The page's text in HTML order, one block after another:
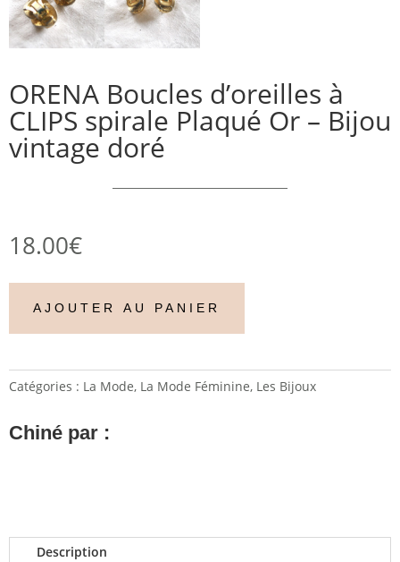
ORENA Boucles d’oreilles à
CLIPS spirale Plaqué Or – Bijou
vintage doré
18.00€
AJOUTER AU PANIER
Catégories : La Mode, La Mode Féminine, Les Bijoux
Chiné par :
Description